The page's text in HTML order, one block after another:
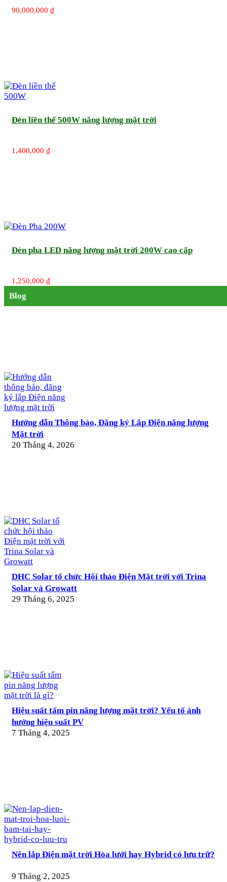
90,000,000 ₫
Đèn liền thể 500W năng lượng mặt trời
1,400,000 ₫
Đèn pha LED năng lượng mặt trời 200W cao cấp
1,250,000 ₫
Blog
Hướng dẫn Thông báo, Đăng ký Lắp Điện năng lượng
Mặt trời
20 Tháng 4, 2026
DHC Solar tổ chức Hội thảo Điện Mặt trời với Trina
Solar và Growatt
29 Tháng 6, 2025
Hiệu suất tấm pin năng lượng mặt trời? Yếu tố ảnh
hưởng hiệu suất PV
7 Tháng 4, 2025
Nên lắp Điện mặt trời Hòa lưới hay Hybrid có lưu trữ?
9 Tháng 2, 2025